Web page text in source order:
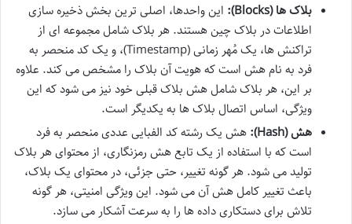
بلاک ها (Blocks):
این واحدها، اصلی ترین بخش ذخیره سازی
اطلاعات در بلاک چین هستند. هر بلاک شامل مجموعه ای از
تراکنش ها، یک مُهر زمانی (Timestamp)، و یک کد منحصر به
فرد به نام هش است که هویت آن بلاک را مشخص می کند. علاوه
بر این، هر بلاک شامل هش بلاک قبلی خود نیز می شود که این
ویژگی، اساس اتصال بلاک ها به یکدیگر است.
هش (Hash):
هش یک رشته کد الفبایی عددی منحصر به فرد
است که با استفاده از یک تابع هش رمزنگاری، از محتوای هر بلاک
تولید می شود. هر گونه تغییر، حتی جزئی، در محتوای یک بلاک،
باعث تغییر کامل هش آن می شود. این ویژگی امنیتی، هر گونه
تلاش برای دستکاری داده ها را به سرعت آشکار می سازد.